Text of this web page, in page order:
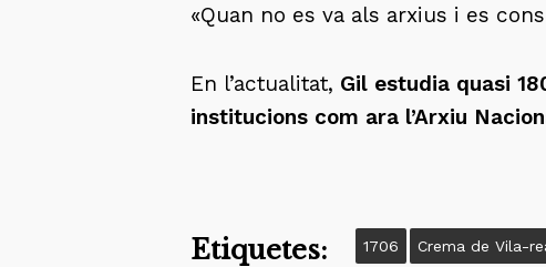
«Quan no es va als arxius i es
En l’actualitat, Gil estudia quasi
institucions com ara l’Arxiu
Etiquetes: 1706 Crema de Vila-